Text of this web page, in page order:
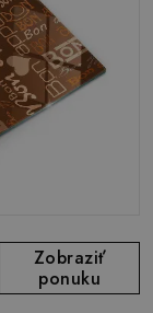
Zobraziť
ponuku